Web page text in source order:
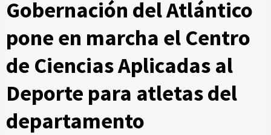
Gobernación del Atlántico
pone en marcha el Centro
de Ciencias Aplicadas al
Deporte para atletas del
departamento